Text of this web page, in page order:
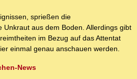
sprießen die
Unkraut aus dem Boden. Allerdings gibt
im Bezug auf das Attentat
einmal genau anschauen werden.
News